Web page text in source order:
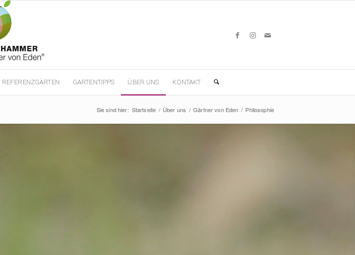
REFERENZGÄRTEN GARTENTIPPS ÜBER UNS KONTAKT
Sie sind hier: Startseite / Über uns / Gärtner von Eden / Philosophie